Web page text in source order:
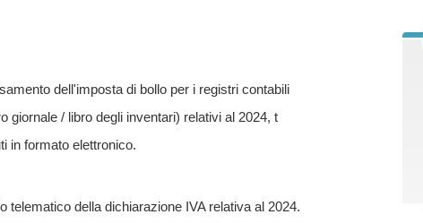
dell'imposta di bollo per i registri contabili
giornale / libro degli inventari) relativi al 2024, t
in formato elettronico.
telematico della dichiarazione IVA relativa al 2024.